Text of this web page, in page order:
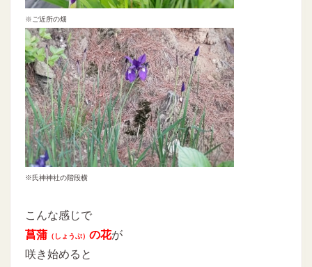
※ご近所の畑
※氏神神社の階段横
こんな感じで
菖蒲 （しょうぶ） の花が
咲き始めると